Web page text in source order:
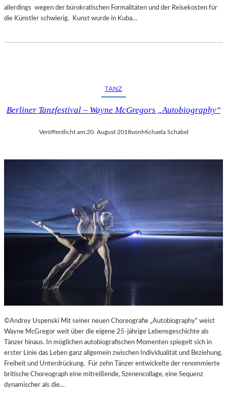
allerdings wegen der bürokratischen Formalitäten und der Reisekosten für
die Künstler schwierig. Kunst wurde in Kuba…
TANZ
Berliner Tanzfestival – Wayne McGregors „Autobiography“
Veröffentlicht am:20. August 2018vonMichaela Schabel
©Andrey Uspenski Mit seiner neuen Choreografie „Autobiography“ weist
Wayne McGregor weit über die eigene 25-jährige Lebensgeschichte als
Tänzer hinaus. In möglichen autobiografischen Momenten spiegelt sich in
erster Linie das Leben ganz allgemein zwischen Individualität und Beziehung,
Freiheit und Unterdrückung. Für zehn Tänzer entwickelte der renommierte
britische Choreograph eine mitreißende, Szenencollage, eine Sequenz
dynamischer als die…